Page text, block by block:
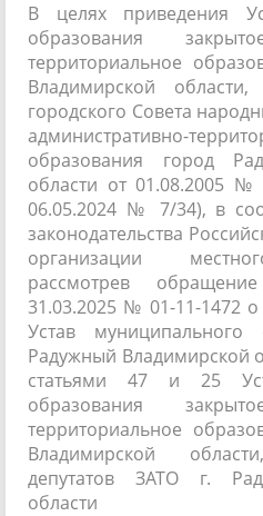
В целях приведения
образования
территориальное
Владимирской
городского Совета
административно-
образования город
области от 01.08.2005
06.05.2024 № 7/34), в
законодательства
организации
рассмотрев
31.03.2025 № 01-11-1472
Устав
Радужный Владимирской
статьями 47 и 25
образования
территориальное
Владимирской
депутатов ЗАТО г.
области